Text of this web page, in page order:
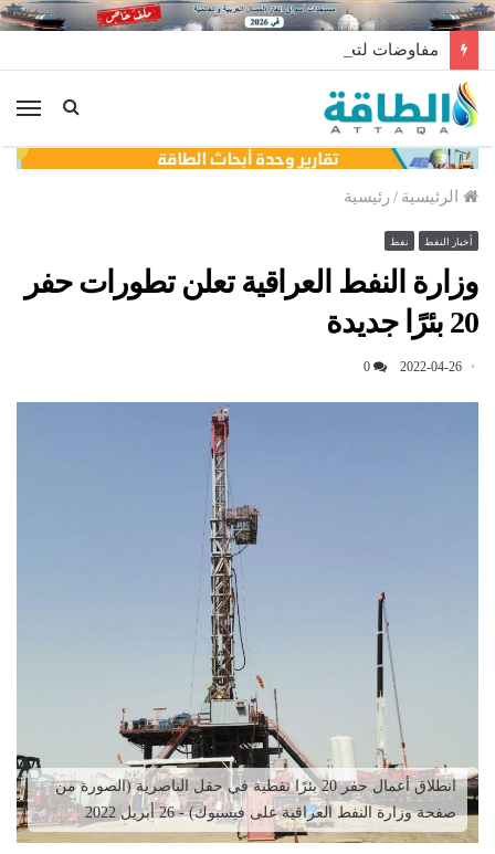
مفاوضات لتخزين النفط العراقي في الخارج
الرئيسية /رئيسية
أخبار النفط نفط
وزارة النفط العراقية تعلن تطورات حفر
20 بئرًا جديدة
2022-04-26
0
انطلاق أعمال حفر 20 بئرًا نفطية في حقل الناصرية (الصورة من
صفحة وزارة النفط العراقية على فيسبوك) - 26 أبريل 2022